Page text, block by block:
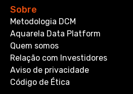
Sobre
Metodologia DCM
Aquarela Data Platform
Quem somos
Relação com Investidores
Aviso de privacidade
Código de Ética